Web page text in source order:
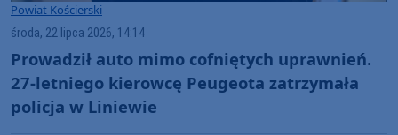
Powiat Kościerski
środa, 22 lipca 2026, 14:14
Prowadził auto mimo cofniętych uprawnień.
27-letniego kierowcę Peugeota zatrzymała
policja w Liniewie